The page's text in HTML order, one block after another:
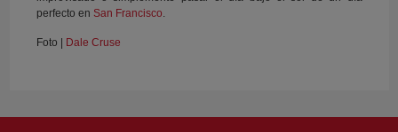
perfecto en San Francisco
Foto | Dale Cruse